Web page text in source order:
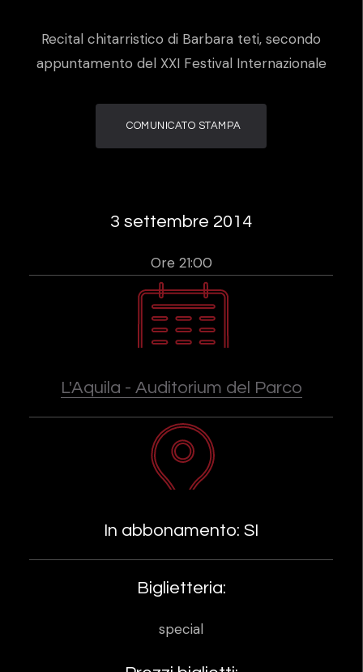
Recital chitarristico di Barbara teti, secondo
appuntamento del XXI Festival Internazionale
COMUNICATO STAMPA
3 settembre 2014
Ore 21:00
L'Aquila - Auditorium del Parco
In abbonamento: SI
Biglietteria:
special